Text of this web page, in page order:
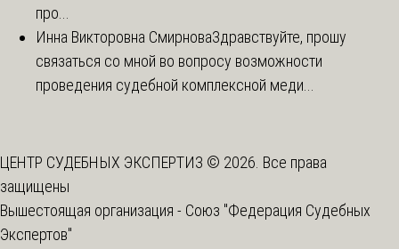
про...
Инна Викторовна СмирноваЗдравствуйте, прошу
связаться со мной во вопросу возможности
проведения судебной комплексной меди...
ЦЕНТР СУДЕБНЫХ ЭКСПЕРТИЗ © 2026. Все права
защищены
Вышестоящая организация - Союз "Федерация Судебных
Экспертов"